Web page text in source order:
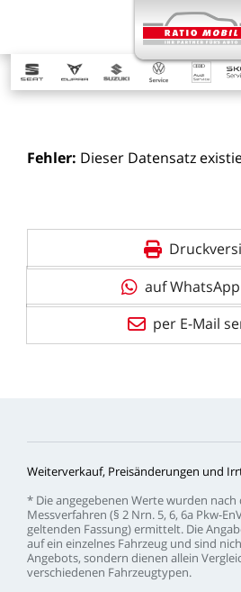
Fehler: Dieser Datensatz
auf
per E-Mail
Weiterverkauf, Preisänderungen und
* Dieangegebenen Wertewurden nach
Messverfahren (§ 2 Nrn. 5, 6, 6a Pkw-
geltenden Fassung)ermittelt. Die
aufein einzelnes Fahrzeug und sind
Angebots, sondern dienen allein
verschiedenen Fahrzeugtypen.